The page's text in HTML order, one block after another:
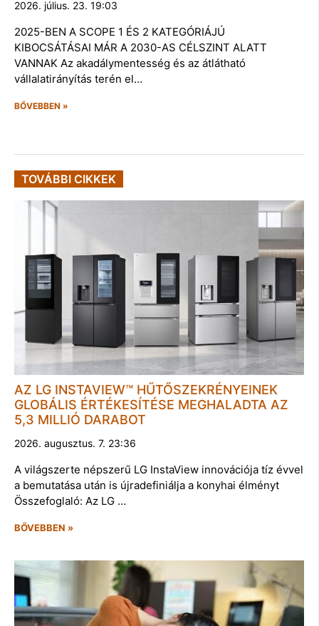
2026. július. 23. 19:03
2025-BEN A SCOPE 1 ÉS 2 KATEGÓRIÁJÚ
KIBOCSÁTÁSAI MÁR A 2030-AS CÉLSZINT ALATT
VANNAK Az akadálymentesség és az átlátható
vállalatirányítás terén el…
BŐVEBBEN »
TOVÁBBI CIKKEK
AZ LG INSTAVIEW™ HŰTŐSZEKRÉNYEINEK
GLOBÁLIS ÉRTÉKESÍTÉSE MEGHALADTA AZ
5,3 MILLIÓ DARABOT
2026. augusztus. 7. 23:36
A világszerte népszerű LG InstaView innovációja tíz évvel
a bemutatása után is újradefiniálja a konyhai élményt
Összefoglaló: Az LG …
BŐVEBBEN »